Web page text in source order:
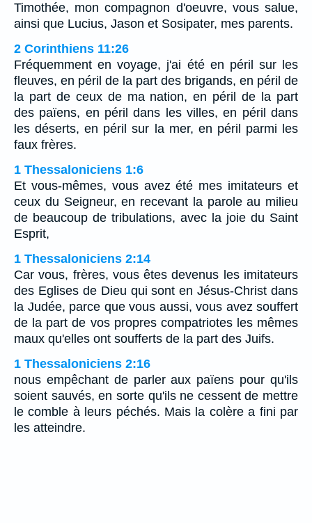
Timothée, mon compagnon d'oeuvre, vous salue,
ainsi que Lucius, Jason et Sosipater, mes parents.
2 Corinthiens 11:26
Fréquemment en voyage, j'ai été en péril sur les
fleuves, en péril de la part des brigands, en péril de
la part de ceux de ma nation, en péril de la part
des païens, en péril dans les villes, en péril dans
les déserts, en péril sur la mer, en péril parmi les
faux frères.
1 Thessaloniciens 1:6
Et vous-mêmes, vous avez été mes imitateurs et
ceux du Seigneur, en recevant la parole au milieu
de beaucoup de tribulations, avec la joie du Saint
Esprit,
1 Thessaloniciens 2:14
Car vous, frères, vous êtes devenus les imitateurs
des Eglises de Dieu qui sont en Jésus-Christ dans
la Judée, parce que vous aussi, vous avez souffert
de la part de vos propres compatriotes les mêmes
maux qu'elles ont soufferts de la part des Juifs.
1 Thessaloniciens 2:16
nous empêchant de parler aux païens pour qu'ils
soient sauvés, en sorte qu'ils ne cessent de mettre
le comble à leurs péchés. Mais la colère a fini par
les atteindre.